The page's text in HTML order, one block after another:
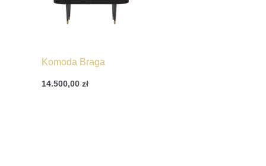
Komoda Braga
14.500,00zł